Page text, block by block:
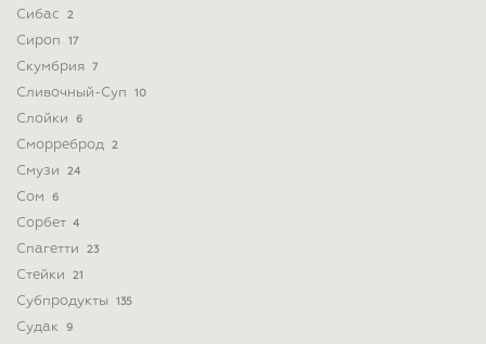
Сибас 2
Сироп 17
Скумбрия 7
Сливочный-Суп 10
Слойки 6
Сморреброд 2
Смузи 24
Сом 6
Сорбет 4
Спагетти 23
Стейки 21
Субпродукты 135
Судак 9